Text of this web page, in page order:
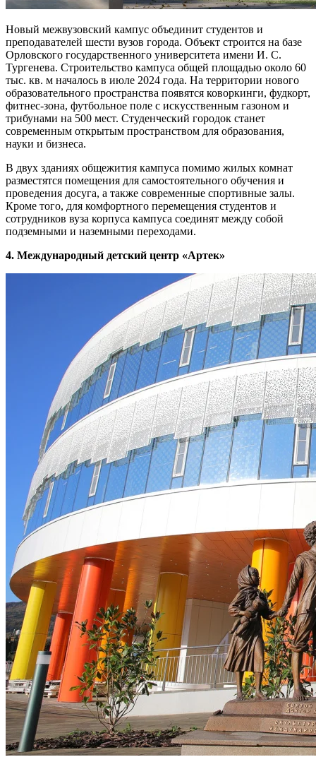
Новый межвузовский кампус объединит студентов и
преподавателей шести вузов города. Объект строится на базе
Орловского государственного университета имени И. С.
Тургенева. Строительство кампуса общей площадью около 60
тыс. кв. м началось в июле 2024 года. На территории нового
образовательного пространства появятся коворкинги, фудкорт,
фитнес-зона, футбольное поле с искусственным газоном и
трибунами на 500 мест. Студенческий городок станет
современным открытым пространством для образования,
науки и бизнеса.
В двух зданиях общежития кампуса помимо жилых комнат
разместятся помещения для самостоятельного обучения и
проведения досуга, а также современные спортивные залы.
Кроме того, для комфортного перемещения студентов и
сотрудников вуза корпуса кампуса соединят между собой
подземными и наземными переходами.
4. Международный детский центр «Артек»